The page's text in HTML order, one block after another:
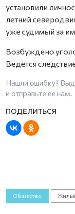
установили
летний
уже судимый за
Возбуждено
Ведётся
Нашли ошибку?
и отправьте ее нам.
Общество Жильё